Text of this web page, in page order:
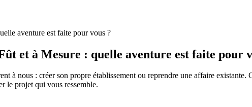
aventure est faite pour vous ?
et à Mesure : quelle aventure est faite pour
à nous : créer son propre établissement ou reprendre une affaire
le projet qui vous ressemble.